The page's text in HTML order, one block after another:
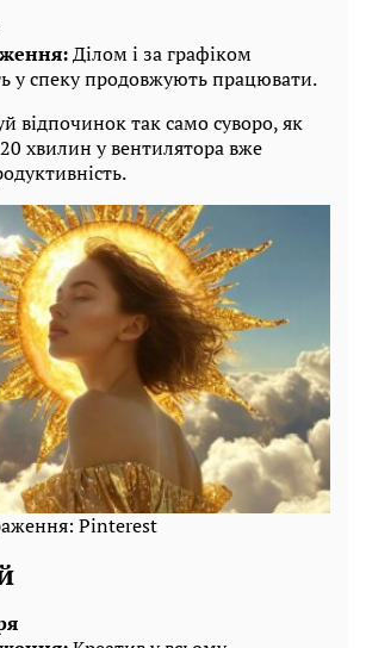
Ділом і за графіком
у спеку продовжують працювати.
відпочинок так само суворо, як
хвилин у вентилятора вже
Pinterest